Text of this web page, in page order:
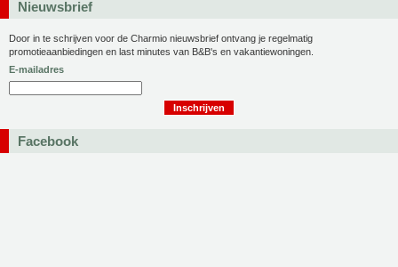
Nieuwsbrief
Door in te schrijven voor de Charmio nieuwsbrief ontvang je regelmatig
promotieaanbiedingen en last minutes van B&B's en vakantiewoningen.
E-mailadres
Facebook